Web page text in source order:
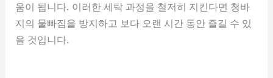
움이 됩니다. 이러한 세탁 과정을 철저히 지킨다면 청바
지의 물빠짐을 방지하고 보다 오랜 시간 동안 즐길 수 있
을 것입니다.